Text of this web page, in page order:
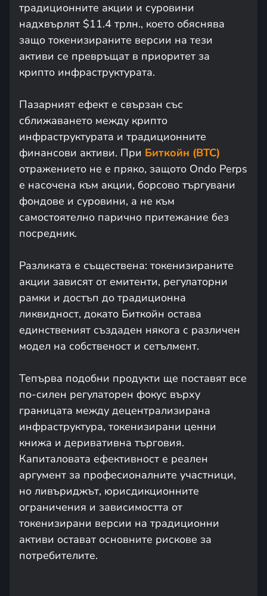
традиционните акции и суровини
надхвърлят $11.4 трлн., което обяснява
защо токенизираните версии на тези
активи се превръщат в приоритет за
крипто инфраструктурата.
Пазарният ефект е свързан със
сближаването между крипто
инфраструктурата и традиционните
финансови активи. При Биткойн (BTC)
отражението не е пряко, защото Ondo Perps
е насочена към акции, борсово търгувани
фондове и суровини, а не към
самостоятелно парично притежание без
посредник.
Разликата е съществена: токенизираните
акции зависят от емитенти, регулаторни
рамки и достъп до традиционна
ликвидност, докато Биткойн остава
единственият създаден някога с различен
модел на собственост и сетълмент.
Тепърва подобни продукти ще поставят все
по-силен регулаторен фокус върху
границата между децентрализирана
инфраструктура, токенизирани ценни
книжа и деривативна търговия.
Капиталовата ефективност е реален
аргумент за професионалните участници,
но ливъриджът, юрисдикционните
ограничения и зависимостта от
токенизирани версии на традиционни
активи остават основните рискове за
потребителите.